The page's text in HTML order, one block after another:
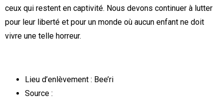
ceux qui restent en captivité. Nous devons continuer à lutter
pour leur liberté et pour un monde où aucun enfant ne doit
vivre une telle horreur.
Lieu d’enlèvement : Bee’ri
Source :